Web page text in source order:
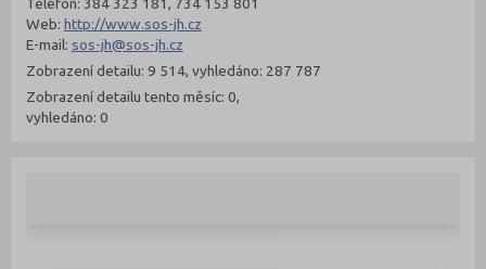
Web: http://www.sos-jh.cz
E-mail: sos-jh@sos-jh.cz
Zobrazení detailu: 9 514, vyhledáno: 287 787
Zobrazení detailu tento měsíc: 0,
vyhledáno: 0